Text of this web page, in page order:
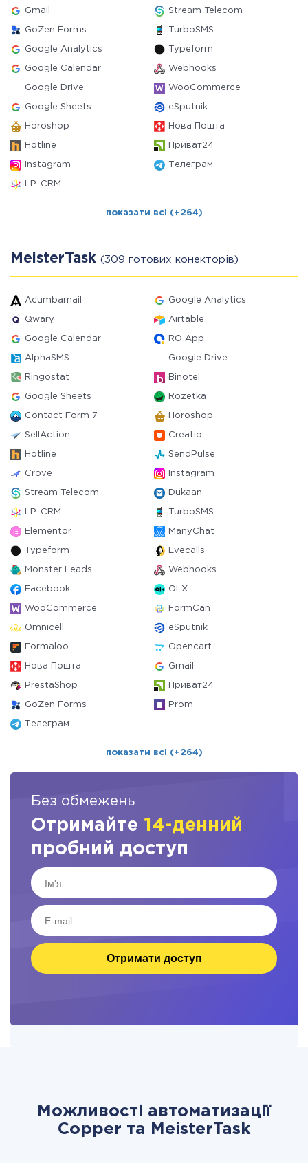
Gmail Stream Telecom
GoZen Forms TurboSMS
Google Analytics Typeform
Google Calendar Webhooks
Google Drive WooCommerce
Google Sheets eSputnik
Horoshop Нова Пошта
Hotline Приват24
Instagram Телеграм
LP-CRM
показати всі (+264)
MeisterTask (309 готових конекторів)
Acumbamail Google Analytics
Qwary Airtable
Google Calendar RO App
AlphaSMS Google Drive
Ringostat Binotel
Google Sheets Rozetka
Contact Form 7 Horoshop
SellAction Creatio
Hotline SendPulse
Crove Instagram
Stream Telecom Dukaan
LP-CRM TurboSMS
Elementor ManyChat
Typeform Evecalls
Monster Leads Webhooks
Facebook OLX
WooCommerce FormCan
Omnicell eSputnik
Formaloo Opencart
Нова Пошта Gmail
PrestaShop Приват24
GoZen Forms Prom
Телеграм
показати всі (+264)
Без обмежень
Отримайте 14-денний
пробний доступ
Отримати доступ
Можливості автоматизації
Copper та MeisterTask